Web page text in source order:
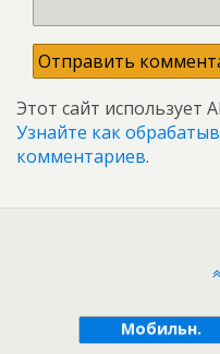
Этот сайт использует
Узнайте как
комментариев.
Мобильн.